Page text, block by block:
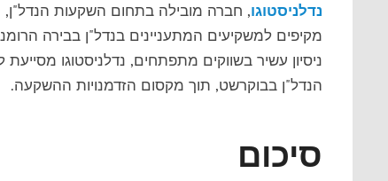
נדלניסטוגו, חברה מובילה בתחום השקעות
מקיפים למשקיעים המתעניינים בנדל"ן בבירה
ניסיון עשיר בשווקים מתפתחים, נדלניסטוגו
הנדל"ן בבוקרשט, תוך מקסום הזדמנויות ההשקעה.
סיכום